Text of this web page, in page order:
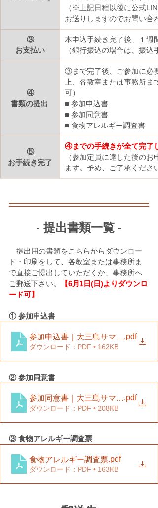
（※上記日程以後に公式
お送りしますのでお問い合
③
お支払い
本申込手続き完了後、１週
（銀行振込の場合は、振
④
書類の提出
③まで完了後、ご参加に必
上、各教室または事務所ま
可）
■ 参加申込書
■ 参加同意書
■ 食物アレルギー調査書
⑤
お手続き完了
④までの手続きが全て完了
（参加定員に達した後の
ます。予め、ご了承くださ
- 提出書類一覧 -
提出用の書類をこちらからダウンロー
ド・印刷をして、各教室または事務所ま
で直接ご提出していただくか、事務所へ
ご郵送下さい。
【6月1日(日)よりダウンロ
ード可】
① 参加申込書
参加申込書｜大三島サマーキャンプ
.pdf
ダウンロード：PDF • 162KB
② 参加同意書
参加同意書｜大三島サマーキャンプ
.pdf
ダウンロード：PDF • 208KB
③ 食物アレルギー調査票
食物アレルギー調査票.pdf
ダウンロード：PDF • 163KB